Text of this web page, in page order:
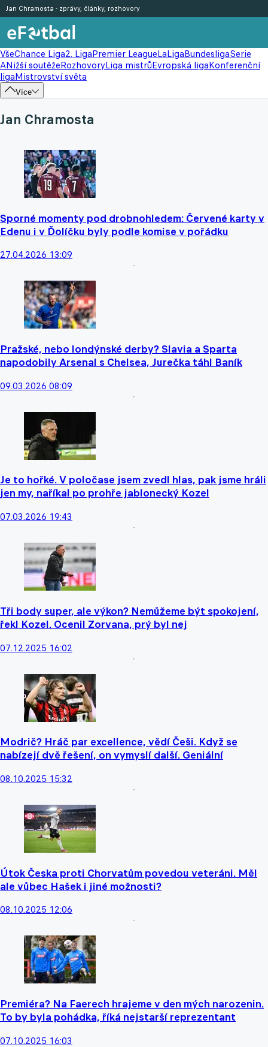
VšeChance Liga2. LigaPremier LeagueLaLigaBundesligaSerie
ANižší soutěžeRozhovoryLiga mistrůEvropská ligaKonferenční
ligaMistrovství světa
Více
Jan Chramosta - zprávy, články, rozhovory
Jan Chramosta
Sporné momenty pod drobnohledem: Červené karty v
Edenu i v Ďolíčku byly podle komise v pořádku
27.04.2026 13:09
Pražské, nebo londýnské derby? Slavia a Sparta
napodobily Arsenal s Chelsea, Jurečka táhl Baník
09.03.2026 08:09
Je to hořké. V poločase jsem zvedl hlas, pak jsme hráli
jen my, naříkal po prohře jablonecký Kozel
07.03.2026 19:43
Tři body super, ale výkon? Nemůžeme být spokojení,
řekl Kozel. Ocenil Zorvana, prý byl nej
07.12.2025 16:02
Modrič? Hráč par excellence, vědí Češi. Když se
nabízejí dvě řešení, on vymyslí další. Geniální
08.10.2025 15:32
Útok Česka proti Chorvatům povedou veteráni. Měl
ale vůbec Hašek i jiné možnosti?
08.10.2025 12:06
Premiéra? Na Faerech hrajeme v den mých narozenin.
To by byla pohádka, říká nejstarší reprezentant
07.10.2025 16:03